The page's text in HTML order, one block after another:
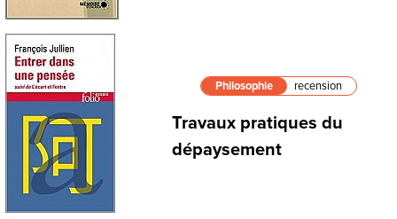
Philosophie recension
Travaux pratiques du
dépaysement